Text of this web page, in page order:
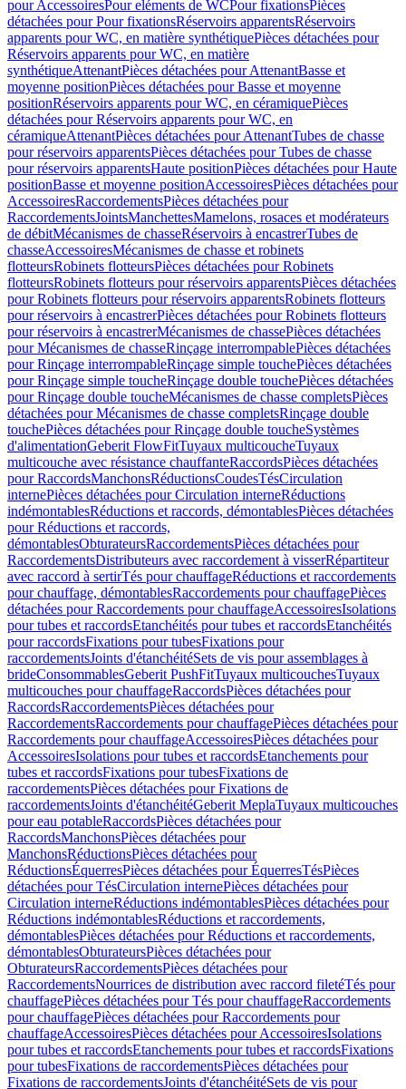
pour AccessoiresPour eléments de WCPour fixationsPièces
détachées pour Pour fixationsRéservoirs apparentsRéservoirs
apparents pour WC, en matière synthétiquePièces détachées pour
Réservoirs apparents pour WC, en matière
synthétiqueAttenantPièces détachées pour AttenantBasse et
moyenne positionPièces détachées pour Basse et moyenne
positionRéservoirs apparents pour WC, en céramiquePièces
détachées pour Réservoirs apparents pour WC, en
céramiqueAttenantPièces détachées pour AttenantTubes de chasse
pour réservoirs apparentsPièces détachées pour Tubes de chasse
pour réservoirs apparentsHaute positionPièces détachées pour Haute
positionBasse et moyenne positionAccessoiresPièces détachées pour
AccessoiresRaccordementsPièces détachées pour
RaccordementsJointsManchettesMamelons, rosaces et modérateurs
de débitMécanismes de chasseRéservoirs à encastrerTubes de
chasseAccessoiresMécanismes de chasse et robinets
flotteursRobinets flotteursPièces détachées pour Robinets
flotteursRobinets flotteurs pour réservoirs apparentsPièces détachées
pour Robinets flotteurs pour réservoirs apparentsRobinets flotteurs
pour réservoirs à encastrerPièces détachées pour Robinets flotteurs
pour réservoirs à encastrerMécanismes de chassePièces détachées
pour Mécanismes de chasseRinçage interrompablePièces détachées
pour Rinçage interrompableRinçage simple touchePièces détachées
pour Rinçage simple toucheRinçage double touchePièces détachées
pour Rinçage double toucheMécanismes de chasse completsPièces
détachées pour Mécanismes de chasse completsRinçage double
touchePièces détachées pour Rinçage double toucheSystèmes
d'alimentationGeberit FlowFitTuyaux multicoucheTuyaux
multicouche avec résistance chauffanteRaccordsPièces détachées
pour RaccordsManchonsRéductionsCoudesTésCirculation
internePièces détachées pour Circulation interneRéductions
indémontablesRéductions et raccords, démontablesPièces détachées
pour Réductions et raccords,
démontablesObturateursRaccordementsPièces détachées pour
RaccordementsDistributeurs avec raccordement à visserRépartiteur
avec raccord à sertirTés pour chauffageRéductions et raccordements
pour chauffage, démontablesRaccordements pour chauffagePièces
détachées pour Raccordements pour chauffageAccessoiresIsolations
pour tubes et raccordsEtanchéités pour tubes et raccordsEtanchéités
pour raccordsFixations pour tubesFixations pour
raccordementsJoints d'étanchéitéSets de vis pour assemblages à
brideConsommablesGeberit PushFitTuyaux multicouchesTuyaux
multicouches pour chauffageRaccordsPièces détachées pour
RaccordsRaccordementsPièces détachées pour
RaccordementsRaccordements pour chauffagePièces détachées pour
Raccordements pour chauffageAccessoiresPièces détachées pour
AccessoiresIsolations pour tubes et raccordsEtanchements pour
tubes et raccordsFixations pour tubesFixations de
raccordementsPièces détachées pour Fixations de
raccordementsJoints d'étanchéitéGeberit MeplaTuyaux multicouches
pour eau potableRaccordsPièces détachées pour
RaccordsManchonsPièces détachées pour
ManchonsRéductionsPièces détachées pour
RéductionsÉquerresPièces détachées pour ÉquerresTésPièces
détachées pour TésCirculation internePièces détachées pour
Circulation interneRéductions indémontablesPièces détachées pour
Réductions indémontablesRéductions et raccordements,
démontablesPièces détachées pour Réductions et raccordements,
démontablesObturateursPièces détachées pour
ObturateursRaccordementsPièces détachées pour
RaccordementsNourrices de distribution avec raccord filetéTés pour
chauffagePièces détachées pour Tés pour chauffageRaccordements
pour chauffagePièces détachées pour Raccordements pour
chauffageAccessoiresPièces détachées pour AccessoiresIsolations
pour tubes et raccordsEtanchements pour tubes et raccordsFixations
pour tubesFixations de raccordementsPièces détachées pour
Fixations de raccordementsJoints d'étanchéitéSets de vis pour